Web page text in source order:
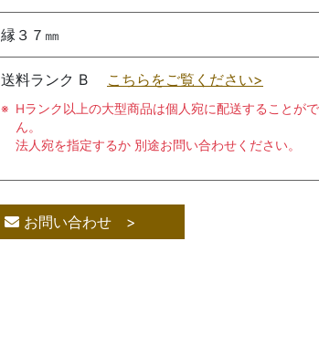
縁３７㎜
送料ランク B こちらをご覧ください>
Hランク以上の大型商品は個人宛に配送することが
ん。
法人宛を指定するか 別途お問い合わせください。
お問い合わせ >